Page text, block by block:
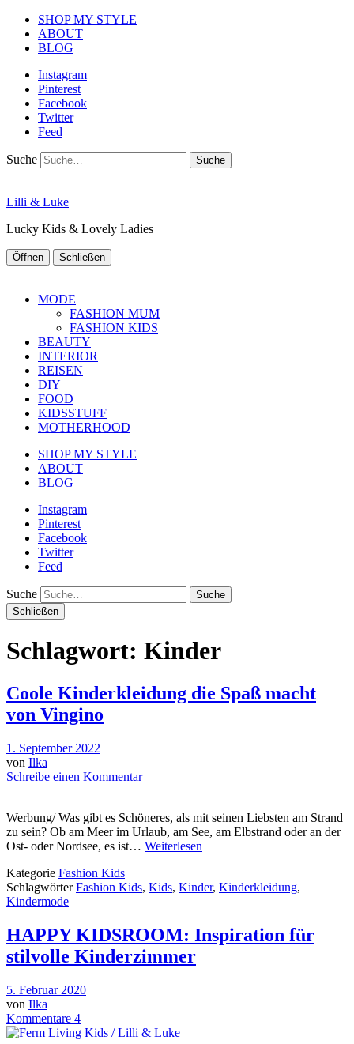
SHOP MY STYLE
ABOUT
BLOG
Instagram
Pinterest
Facebook
Twitter
Feed
Suche
Lilli & Luke
Lucky Kids & Lovely Ladies
Öffnen Schließen
MODE
FASHION MUM
FASHION KIDS
BEAUTY
INTERIOR
REISEN
DIY
FOOD
KIDSSTUFF
MOTHERHOOD
SHOP MY STYLE
ABOUT
BLOG
Instagram
Pinterest
Facebook
Twitter
Feed
Suche
Schließen
Schlagwort: Kinder
Coole Kinderkleidung die Spaß macht
von Vingino
1. September 2022
von Ilka
Schreibe einen Kommentar
Werbung/ Was gibt es Schöneres, als mit seinen Liebsten am Strand
zu sein? Ob am Meer im Urlaub, am See, am Elbstrand oder an der
Ost- oder Nordsee, es ist… Weiterlesen
Kategorie Fashion Kids
SchlagwörterFashion Kids, Kids, Kinder, Kinderkleidung,
Kindermode
HAPPY KIDSROOM: Inspiration für
stilvolle Kinderzimmer
5. Februar 2020
von Ilka
Kommentare 4